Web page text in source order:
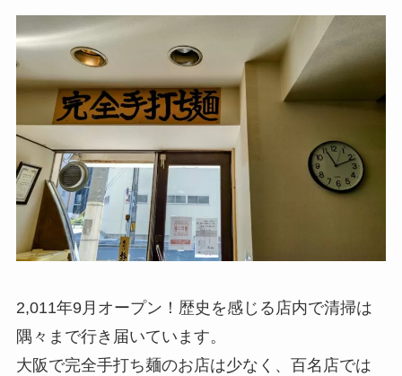
2,011年9月オープン！歴史を感じる店内で清掃は
隅々まで行き届いています。
大阪で完全手打ち麺のお店は少なく、百名店では